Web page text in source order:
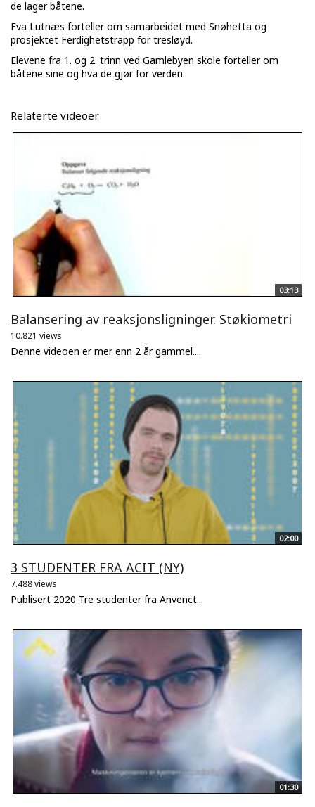
de lager båtene.
Eva Lutnæs forteller om samarbeidet med Snøhetta og
prosjektet Ferdighetstrapp for tresløyd.
Elevene fra 1. og 2. trinn ved Gamlebyen skole forteller om
båtene sine og hva de gjør for verden.
Relaterte videoer
03:13
Balansering av reaksjonsligninger. Støkiometri
10.821 views
Denne videoen er mer enn 2 år gammel....
02:00
3 STUDENTER FRA ACIT (NY)
7.488 views
Publisert 2020 Tre studenter fra Anvenct...
01:30